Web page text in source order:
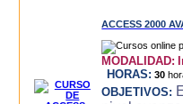
ACCESS 2000
MODALIDAD:
HORAS: 30
OBJETIVOS: